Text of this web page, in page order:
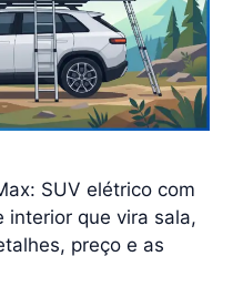
SUV elétrico com
interior que vira sala,
preço e as